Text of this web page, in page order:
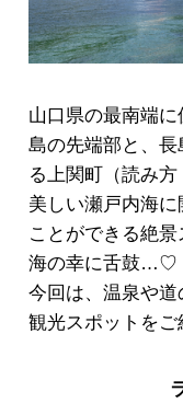
山口県の最南端
島の先端部と、
る上関町（読み方
美しい瀬戸内海
ことができる絶
海の幸に舌鼓…♡
今回は、温泉や
観光スポットをご